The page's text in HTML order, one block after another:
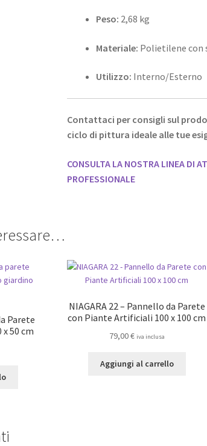
Peso: 2,68 kg
Materiale: Polietilene con
Utilizzo: Interno/Esterno
Contattaci per consigli sul
ciclo di pittura ideale alle tue
CONSULTA LA NOSTRA LINEA DI
PROFESSIONALE
Parete
50 cm
NIAGARA 22 – Pannello da Parete
con Piante Artificiali 100 x 100 cm
79,00€ iva inclusa
Aggiungi al carrello